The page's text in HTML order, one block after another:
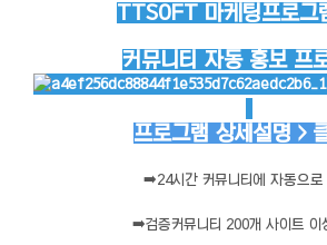
TTSOFT 마케팅프로그
커뮤니티 자동 홍보 프
프로그램 상세설명 >
➡️24시간 커뮤니티에 자동으로
➡️검증커뮤니티 200개 사이트 이